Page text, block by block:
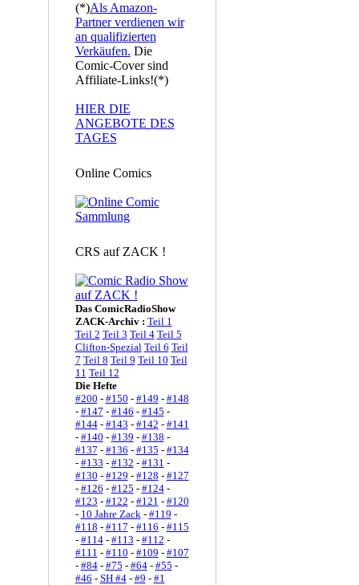
(*)Als Amazon-
Partner verdienen wir
an qualifizierten
Verkäufen. Die
Comic-Cover sind
Affiliate-Links!(*)
HIER DIE
ANGEBOTE DES
TAGES
Online Comics
CRS auf ZACK !
Das ComicRadioShow
ZACK-Archiv : Teil 1
Teil 2 Teil 3 Teil 4 Teil 5
Clifton-Spezial Teil 6 Teil
7 Teil 8 Teil 9 Teil 10 Teil
11 Teil 12
Die Hefte
#200 - #150 - #149 - #148
- #147 - #146 - #145 -
#144- #143 - #142 - #141
- #140 - #139 - #138 -
#137 - #136 - #135 - #134
- #133 - #132 - #131 -
#130 - #129 - #128 - #127
- #126 - #125 - #124-
#123 - #122 - #121 - #120
- 10 Jahre Zack- #119 -
#118 - #117 - #116 - #115
- #114- #113 - #112 -
#111 - #110 - #109 - #107
- #84- #75 - #64- #55 -
#46 - SH #4- #9 - #1